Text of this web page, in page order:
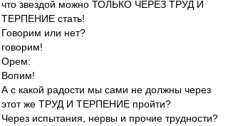
что звездой можно ТОЛЬКО ЧЕРЕЗ ТРУД И
ТЕРПЕНИЕ стать!
Говорим или нет?
говорим!
Орем:
Вопим!
А с какой радости мы сами не должны через
этот же ТРУД И ТЕРПЕНИЕ пройти?
Через испытания, нервы и прочие трудности?